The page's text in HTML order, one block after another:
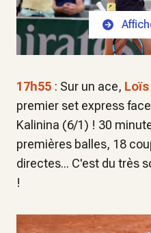
17h55 : Sur un ace,
premier set express
Kalinina (6/1) ! 30
premières balles, 18
directes... C'est du très
!